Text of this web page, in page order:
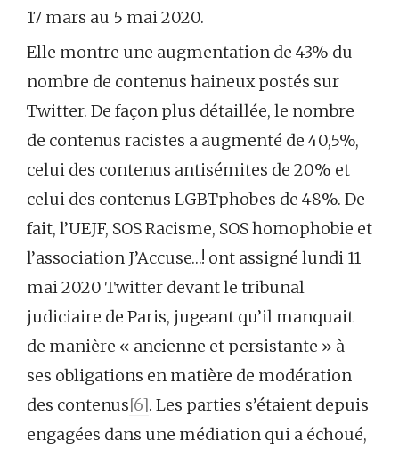
17 mars au 5 mai 2020.
Elle montre une augmentation de 43% du
nombre de contenus haineux postés sur
Twitter. De façon plus détaillée, le nombre
de contenus racistes a augmenté de 40,5%,
celui des contenus antisémites de 20% et
celui des contenus LGBTphobes de 48%. De
fait, l’UEJF, SOS Racisme, SOS homophobie et
l’association J’Accuse…! ont assigné lundi 11
mai 2020 Twitter devant le tribunal
judiciaire de Paris, jugeant qu’il manquait
de manière « ancienne et persistante » à
ses obligations en matière de modération
des contenus[6]. Les parties s’étaient depuis
engagées dans une médiation qui a échoué,